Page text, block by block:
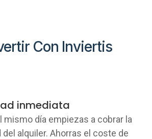
Con Inviertis
inmediata
mismo día empiezas a cobrar la
alquiler. Ahorras el coste de